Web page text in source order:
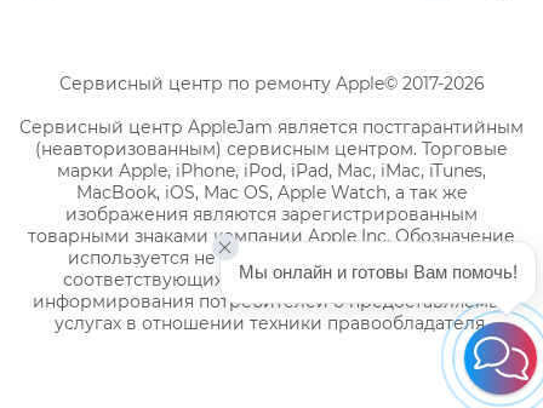
Сервисный центр по ремонту Apple© 2017-2026
Сервисный центр AppleJam является постгарантийным
(неавторизованным) сервисным центром. Торговые
марки Apple, iPhone, iPod, iPad, Mac, iMac, iTunes,
MacBook, iOS, Mac OS, Apple Watch, а так же
изображения являются зарегистрированным
товарными знаками компании Apple Inc. Обозначение
используется не с целью индивидуализации
соответствующих услуг по ремонту, а с целью
информирования потребителей о предоставляемых
услугах в отношении техники правообладателя.
Мы онлайн и готовы Вам помочь!